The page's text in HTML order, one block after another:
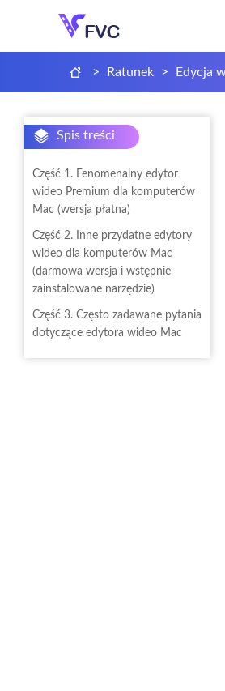
> Ratunek > Edycja
Spis treści
Część 1. Fenomenalny edytor
wideo Premium dla komputerów
Mac (wersja płatna)
Część 2. Inne przydatne edytory
wideo dla komputerów Mac
(darmowa wersja i wstępnie
zainstalowane narzędzie)
Część 3. Często zadawane pytania
dotyczące edytora wideo Mac